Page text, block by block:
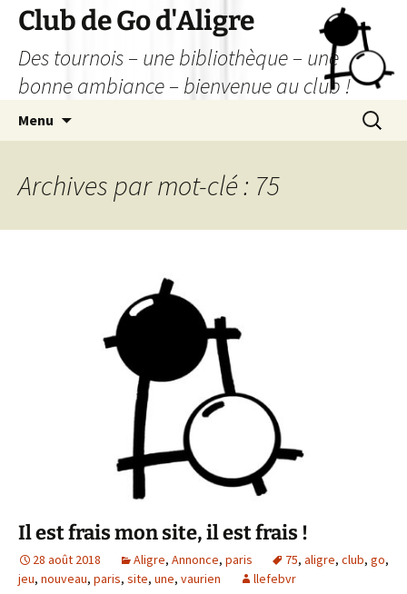
Aller
contenu
Club de Go d'Aligre
Des tournois – une bibliothèque – une
bonne ambiance – bienvenue au club !
Menu
Archives par mot-clé : 75
Il est frais mon site, il est frais !
28 août 2018 Aligre, Annonce, paris 75, aligre, club, go,
jeu, nouveau, paris, site, une, vaurien llefebvr